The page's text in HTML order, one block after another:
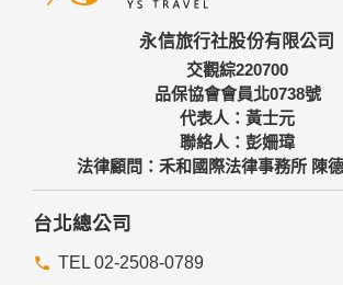
永信旅行社股份有限公司
交觀綜220700
品保協會會員北0738號
代表人：黃士元
聯絡人：彭姍瑋
法律顧問：禾和國際法律事務所 陳
台北總公司
TEL 02-2508-0789